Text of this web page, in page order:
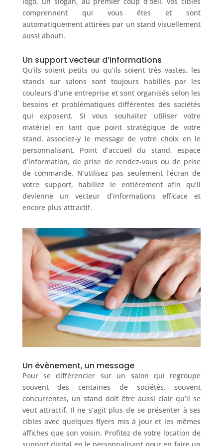
comprennent qui vous êtes et sont
automatiquement attirées par un stand visuellement
aussi abouti.
Un support vecteur d’informations
Qu’ils soient petits ou qu’ils soient très vastes, les
stands sur salons sont toujours habillés par les
couleurs d’une entreprise et sont organisés selon les
besoins et problématiques différentes des sociétés
qui exposent. Si vous souhaitez utiliser votre
matériel en tant que point stratégique de votre
stand, associez-y le message de votre choix en le
personnalisant. Point d’accueil du stand, espace
d’information, de prise de rendez-vous ou de prise
de commande. N’utilisez pas seulement l’écran de
votre support, habillez le entièrement afin qu’il
devienne un vecteur d’informations efficace et
encore plus attractif.
Un évènement, un message
Pour se différencier sur un salon qui regroupe
souvent des centaines de sociétés, souvent
concurrentes, un stand doit être aussi clair qu’il se
veut attractif. Il ne s’agit plus de se présenter à ses
cibles avec quelques flyers mis à jour et les mêmes
affiches que son voisin. Profitez de votre location de